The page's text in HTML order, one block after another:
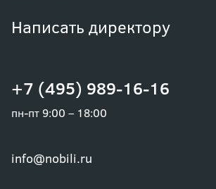
+7 (495) 989-16-16
пн-пт 9:00 – 18:00
info@nobili.ru
Написать директору